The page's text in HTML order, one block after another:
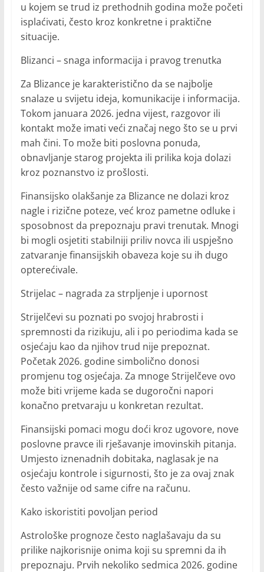
u kojem se trud iz prethodnih godina može početi
isplaćivati, često kroz konkretne i praktične
situacije.
Blizanci – snaga informacija i pravog trenutka
Za Blizance je karakteristično da se najbolje
snalaze u svijetu ideja, komunikacije i informacija.
Tokom januara 2026. jedna vijest, razgovor ili
kontakt može imati veći značaj nego što se u prvi
mah čini. To može biti poslovna ponuda,
obnavljanje starog projekta ili prilika koja dolazi
kroz poznanstvo iz prošlosti.
Finansijsko olakšanje za Blizance ne dolazi kroz
nagle i rizične poteze, već kroz pametne odluke i
sposobnost da prepoznaju pravi trenutak. Mnogi
bi mogli osjetiti stabilniji priliv novca ili uspješno
zatvaranje finansijskih obaveza koje su ih dugo
opterećivale.
Strijelac – nagrada za strpljenje i upornost
Strijelčevi su poznati po svojoj hrabrosti i
spremnosti da rizikuju, ali i po periodima kada se
osjećaju kao da njihov trud nije prepoznat.
Početak 2026. godine simbolično donosi
promjenu tog osjećaja. Za mnoge Strijelčeve ovo
može biti vrijeme kada se dugoročni napori
konačno pretvaraju u konkretan rezultat.
Finansijski pomaci mogu doći kroz ugovore, nove
poslovne pravce ili rješavanje imovinskih pitanja.
Umjesto iznenadnih dobitaka, naglasak je na
osjećaju kontrole i sigurnosti, što je za ovaj znak
često važnije od same cifre na računu.
Kako iskoristiti povoljan period
Astrološke prognoze često naglašavaju da su
prilike najkorisnije onima koji su spremni da ih
prepoznaju. Prvih nekoliko sedmica 2026. godine